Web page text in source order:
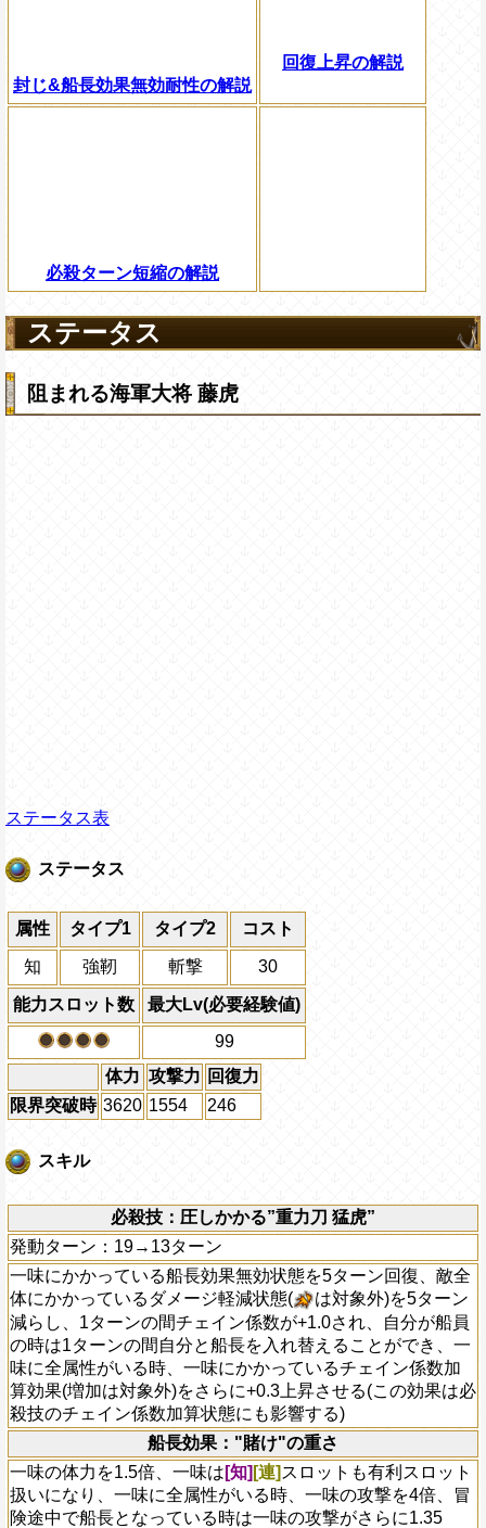
封じ&船長効果無効耐性の解説
回復上昇の解説
必殺ターン短縮の解説
ステータス
阻まれる海軍大将 藤虎
ステータス表
ステータス
属性 タイプ1 タイプ2 コスト
知 強靭 斬撃 30
能力スロット数
最大Lv(必要経験値)
99
体力 攻撃力 回復力
限界突破時 3620 1554 246
スキル
必殺技：圧しかかる”重力刀 猛虎”
発動ターン：19→13ターン
一味にかかっている船長効果無効状態を5ターン回復、敵全
体にかかっているダメージ軽減状態(
は対象外)を5ターン
減らし、1ターンの間チェイン係数が+1.0され、自分が船員
の時は1ターンの間自分と船長を入れ替えることができ、一
味に全属性がいる時、一味にかかっているチェイン係数加
算効果(増加は対象外)をさらに+0.3上昇させる(この効果は必
殺技のチェイン係数加算状態にも影響する)
船長効果："賭け"の重さ
一味の体力を1.5倍、一味は [知] [連] スロットも有利スロット
扱いになり、一味に全属性がいる時、一味の攻撃を4倍、冒
険途中で船長となっている時は一味の攻撃がさらに1.35